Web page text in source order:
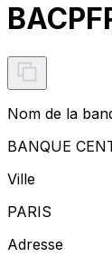
Nom de la
BANQUE
Ville
PARIS
Adresse